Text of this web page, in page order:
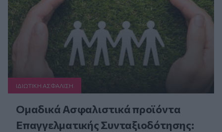
ΙΔΙΩΤΙΚΗ ΑΣΦAΛΙΣΗ
Ομαδικά Ασφαλιστικά προϊόντα
Επαγγελματικής Συνταξιοδότησης: